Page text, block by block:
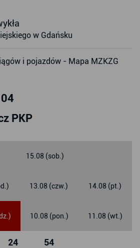
w Gdańsku
i pojazdów - Mapa MZKZG
PKP
10.08 (pon.) 11.08 (wt.)
13.08 (czw.) 14.08 (pt.)
15.08 (sob.)
24 54